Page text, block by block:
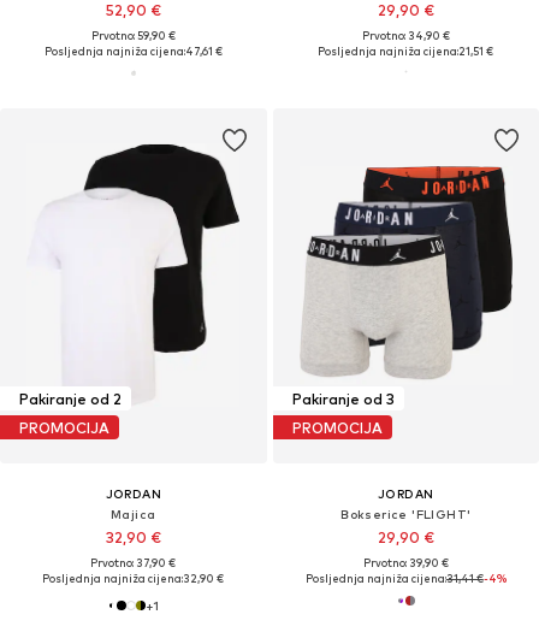
52,90 €
Prvotno: 59,90 €
Posljednja najniža cijena:47,61 €
29,90 €
Prvotno: 34,90 €
Posljednja najniža cijena:21,51 €
Pakiranje od 2
PROMOCIJA
JORDAN
Majica
32,90 €
Prvotno: 37,90 €
Posljednja najniža cijena:32,90 €
+1
Pakiranje od 3
PROMOCIJA
JORDAN
Bokserice 'FLIGHT'
29,90 €
Prvotno: 39,90 €
Posljednja najniža cijena:31,41 €-4%